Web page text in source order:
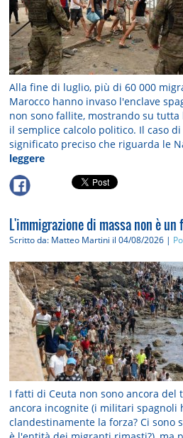
Alla fine di luglio, più di 60 000
Marocco hanno invaso l'enclave
non sono fallite, mostrando su
il semplice calcolo politico. Il caso
significato preciso che riguarda le
leggere
L'immigrazione di massa non è un
Scritto da: Matteo Martini il 04/08/2026 |
I fatti di Ceuta non sono ancora del
ancora incognite (i militari spagnoli
clandestinamente la forza? Ci sono